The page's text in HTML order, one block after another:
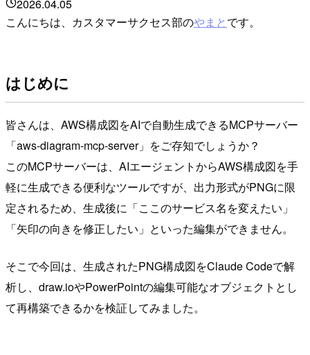
2026.04.05
こんにちは、カスタマーサクセス部のやまとです。
はじめに
皆さんは、AWS構成図をAIで自動生成できるMCPサーバー
「aws-diagram-mcp-server」をご存知でしょうか？
このMCPサーバーは、AIエージェントからAWS構成図を手
軽に生成できる便利なツールですが、出力形式がPNGに限
定されるため、生成後に「ここのサービス名を変えたい」
「矢印の向きを修正したい」といった編集ができません。
そこで今回は、生成されたPNG構成図をClaude Codeで解
析し、draw.ioやPowerPointの編集可能なオブジェクトとし
て再構築できるかを検証してみました。